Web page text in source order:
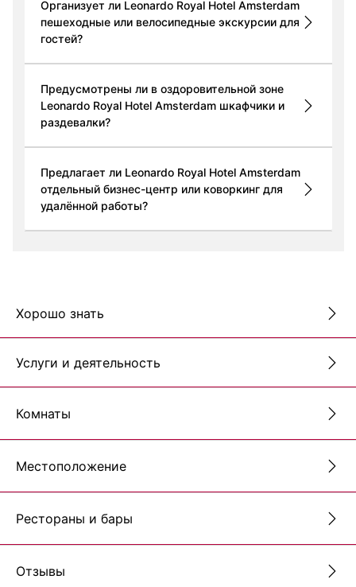
Организует ли Leonardo Royal Hotel Amsterdam
пешеходные или велосипедные экскурсии для
гостей?
Предусмотрены ли в оздоровительной зоне
Leonardo Royal Hotel Amsterdam шкафчики и
раздевалки?
Предлагает ли Leonardo Royal Hotel Amsterdam
отдельный бизнес-центр или коворкинг для
удалённой работы?
Хорошо знать
Услуги и деятельность
Комнаты
Местоположение
Рестораны и бары
Отзывы